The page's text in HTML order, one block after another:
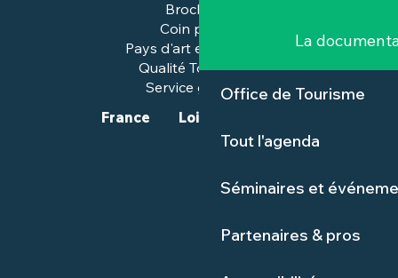
La
Office de Tourisme
Tout l'agenda
Séminaires et
Partenaires & pros
Brochures
Coin presse
Pays d'art et d'histoire
Qualité Tourisme™
Service groupes
France
Loire-Atlantique